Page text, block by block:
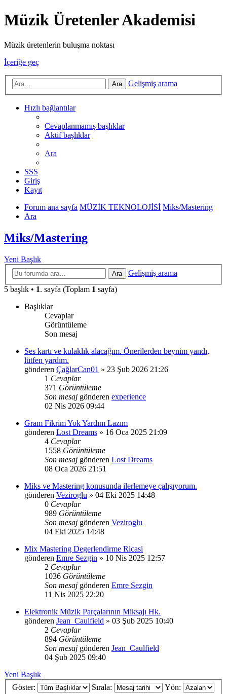
Müzik Üretenler Akademisi
Müzik üretenlerin buluşma noktası
İçeriğe geç
Ara Gelişmiş arama
Hızlı bağlantılar
Cevaplanmamış başlıklar
Aktif başlıklar
Ara
SSS
Giriş
Kayıt
Forum ana sayfa MÜZİK TEKNOLOJİSİ Miks/Mastering
Ara
Miks/Mastering
Yeni Başlık
Ara
Gelişmiş arama
5 başlık • 1. sayfa (Toplam 1 sayfa)
Başlıklar
Cevaplar
Görüntüleme
Son mesaj
Ses kartı ve kulaklık alacağım. Önerilerden beynim yandı,
lütfen yardım.
gönderen ÇağlarCan01 » 23 Şub 2026 21:26
1 Cevaplar
371 Görüntüleme
Son mesaj gönderen experience
02 Nis 2026 09:44
Gram Fikrim Yok Yardım Lazım
gönderen Lost Dreams » 16 Oca 2025 21:09
4 Cevaplar
1558 Görüntüleme
Son mesaj gönderen Lost Dreams
08 Oca 2026 21:51
Miks ve Mastering konusunda ilerlemeye çalışıyorum.
gönderen Veziroglu » 04 Eki 2025 14:48
0 Cevaplar
989 Görüntüleme
Son mesaj gönderen Veziroglu
04 Eki 2025 14:48
Mix Mastering Degerlendirme Ricasi
gönderen Emre Sezgin » 10 Nis 2025 12:57
2 Cevaplar
1036 Görüntüleme
Son mesaj gönderen Emre Sezgin
11 Nis 2025 22:20
Elektronik Müzik Parçalarının Miksajı Hk.
gönderen Jean_Caulfield » 03 Şub 2025 10:40
2 Cevaplar
894 Görüntüleme
Son mesaj gönderen Jean_Caulfield
04 Şub 2025 09:40
Yeni Başlık
Göster:
Sırala: Yön: